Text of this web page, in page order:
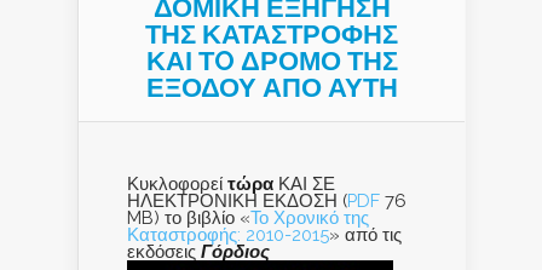
ΔΟΜΙΚΗ ΕΞΗΓΗΣΗ
ΤΗΣ ΚΑΤΑΣΤΡΟΦΗΣ
ΚΑΙ ΤO ΔΡΟΜΟ ΤΗΣ
ΕΞΟΔΟΥ ΑΠΟ ΑΥΤΗ
Κυκλοφορεί τώρα ΚΑΙ ΣΕ
ΗΛΕΚΤΡΟΝΙΚΗ ΕΚΔΟΣΗ (PDF 76
MB) το βιβλίο «Το Χρονικό της
Καταστροφής: 2010-2015» από τις
εκδόσεις Γόρδιος